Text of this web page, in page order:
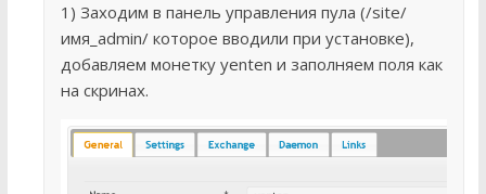
1) Заходим в панель управления пула (/site/
имя_admin/ которое вводили при установке),
добавляем монетку yenten и заполняем поля как
на скринах.